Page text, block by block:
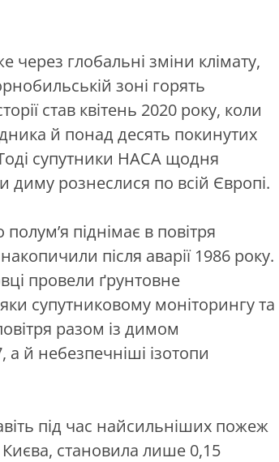
через глобальні зміни клімату,
зоні горять
став квітень 2020 року, коли
й понад десять покинутих
супутники НАСА щодня
диму рознеслися по всій Європі.
піднімає в повітря
після аварії 1986 року.
провели ґрунтовне
супутниковому моніторингу та
разом із димом
й небезпечніші ізотопи
під час найсильніших пожеж
Києва, становила лише 0,15